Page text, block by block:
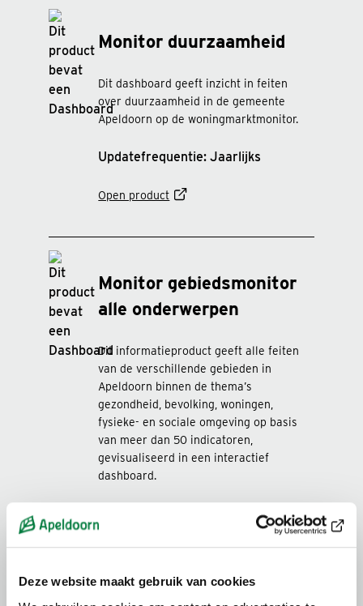
Deze website maakt gebruik van cookies
Monitor duurzaamheid
Dit dashboard geeft inzicht in feiten
over duurzaamheid in de gemeente
Apeldoorn op de woningmarktmonitor.
Updatefrequentie: Jaarlijks
Open product
Monitor gebiedsmonitor
alle onderwerpen
Dit informatieproduct geeft alle feiten
van de verschillende gebieden in
Apeldoorn binnen de thema’s
gezondheid, bevolking, woningen,
fysieke- en sociale omgeving op basis
van meer dan 50 indicatoren,
gevisualiseerd in een interactief
dashboard.
Updatefrequentie: Jaarlijks
Open product